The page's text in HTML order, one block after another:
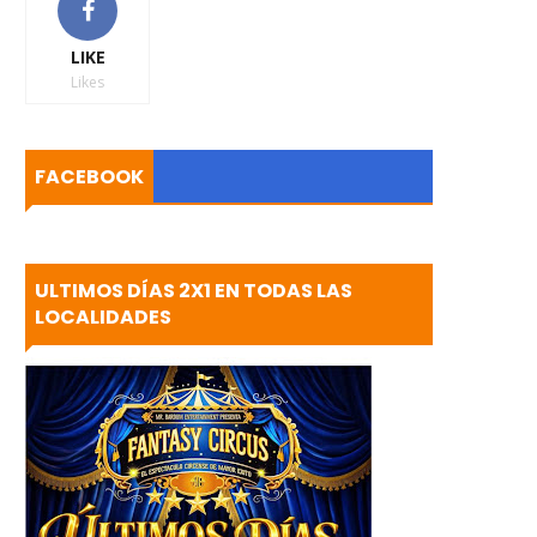
LIKE
Likes
FACEBOOK
ULTIMOS DÍAS 2X1 EN TODAS LAS
LOCALIDADES